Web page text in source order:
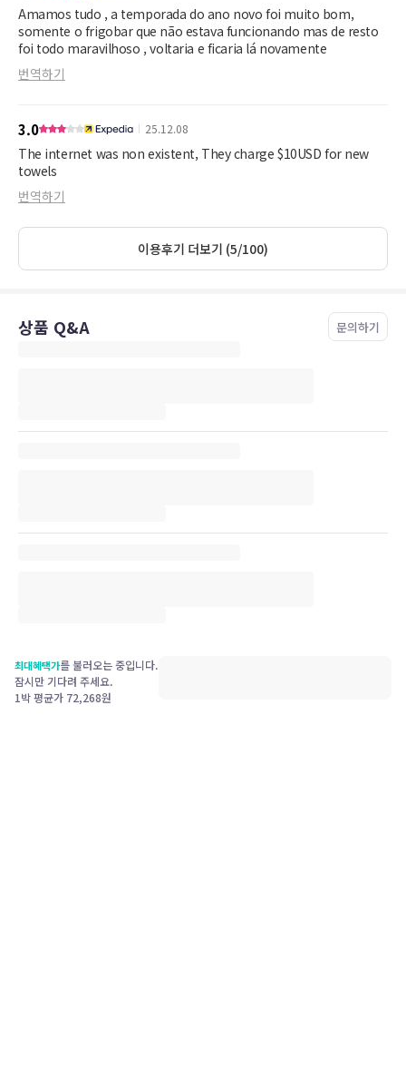
Amamos tudo , a temporada do ano novo foi muito bom,
somente o frigobar que não estava funcionando mas de resto
foi todo maravilhoso , voltaria e ficaria lá novamente
번역하기
3.0 25.12.08
The internet was non existent, They charge $10USD for new
towels
번역하기
이용후기 더보기 (5/100)
상품 Q&A 문의하기
최대혜택가를 불러오는 중입니다.
잠시만 기다려 주세요.
1박 평균가 72,268원